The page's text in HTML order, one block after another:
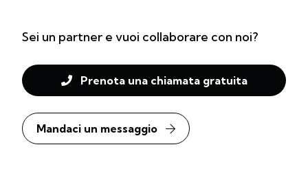
Sei un partner e vuoi collaborare con noi?
Prenota una chiamata gratuita
Mandaci un messaggio